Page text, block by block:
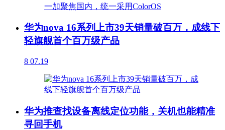
华为nova 16系列上市39天销量破百万，成线下
轻旗舰首个百万级产品
8 07.19
华为推查找设备离线定位功能，关机也能精准
寻回手机